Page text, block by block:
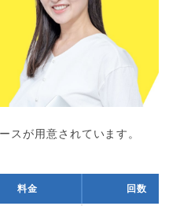
スが用意されています。
料金 回数